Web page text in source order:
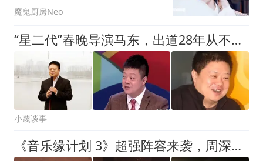
魔鬼厨房Neo
“星二代”春晚导演马东，出道28年从不拼爹，妻子是央视美女主持
小蔑谈事
《音乐缘计划 3》超强阵容来袭，周深黄子弘凡回归，刘宇宁缺席